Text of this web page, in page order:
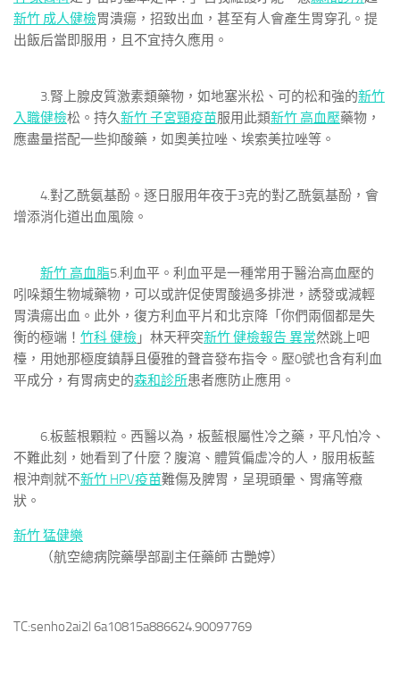
新竹 成人健檢胃潰瘍，招致出血，甚至有人會產生胃穿孔。提
出飯后當即服用，且不宜持久應用。
3.腎上腺皮質激素類藥物，如地塞米松、可的松和強的新竹
入職健檢松。持久新竹 子宮頸疫苗服用此類新竹 高血壓藥物，
應盡量搭配一些抑酸藥，如奧美拉唑、埃索美拉唑等。
4.對乙酰氨基酚。逐日服用年夜于3克的對乙酰氨基酚，會
增添消化道出血風險。
新竹 高血脂5.利血平。利血平是一種常用于醫治高血壓的
吲哚類生物堿藥物，可以或許促使胃酸過多排泄，誘發或減輕
胃潰瘍出血。此外，復方利血平片和北京降「你們兩個都是失
衡的極端！ 竹科 健檢 」林天秤突新竹 健檢報告 異常然跳上吧
檯，用她那極度鎮靜且優雅的聲音發布指令。壓0號也含有利血
平成分，有胃病史的森和診所患者應防止應用。
6.板藍根顆粒。西醫以為，板藍根屬性冷之藥，平凡怕冷、
不難此刻，她看到了什麼？腹瀉、體質偏虛冷的人，服用板藍
根沖劑就不新竹 HPV疫苗難傷及脾胃，呈現頭暈、胃痛等癥
狀。
新竹 猛健樂
（航空總病院藥學部副主任藥師 古艷婷）
TC:senho2ai2l 6a10815a886624.90097769